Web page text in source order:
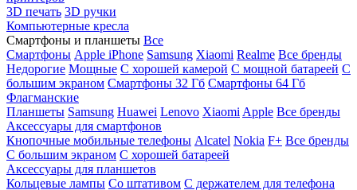
3D печать 3D ручки
Компьютерные кресла
Смартфоны и планшеты Все
Смартфоны Apple iPhone Samsung Xiaomi Realme Все бренды
Недорогие Мощные С хорошей камерой С мощной батареей С
большим экраном Смартфоны 32 Гб Смартфоны 64 Гб
Флагманские
Планшеты Samsung Huawei Lenovo Xiaomi Apple Все бренды
Аксессуары для смартфонов
Кнопочные мобильные телефоны Alcatel Nokia F+ Все бренды
С большим экраном С хорошей батареей
Аксессуары для планшетов
Кольцевые лампы Со штативом C держателем для телефона